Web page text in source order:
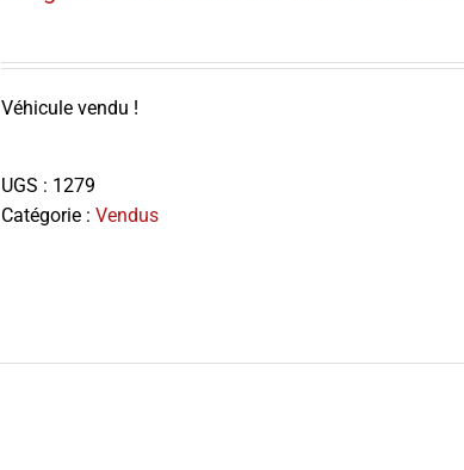
Véhicule vendu !
UGS : 1279
Catégorie : Vendus